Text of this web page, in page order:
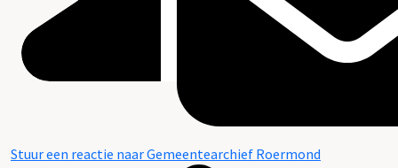
Stuur een reactie naar Gemeentearchief Roermond